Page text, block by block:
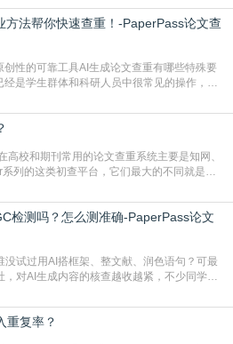
练依赖海量公开学术文献、网络内容，生成
内容，很容易和已发布的作品撞重复，甚至会
偏高是
方法帮你快速查重！-PaperPass论文查
性的可靠工具AI生成论文查重有哪些特殊要
是学生群体和科研人员中很常见的操作，不
生带有重复风险——训练AI的数据集本身就包
内容，AI输出内容时很容易无意识拼接出重
列的这类初查平台，它们最大的不同就是数
定稿检测的绝对主流。本科用PMLC，含大学
硕博用VIP/TMLC，含学术论文联合比对
检测吗？怎么测准确-PaperPass论文
试过用AI搭框架、整文献、润色语句？可最
对AI生成内容的核查越收越紧，不少同学投
成了很多过来人交稿前必做的一步。为什么
备项？可能还有不少人觉得，我就用AI搭了个
重复率？